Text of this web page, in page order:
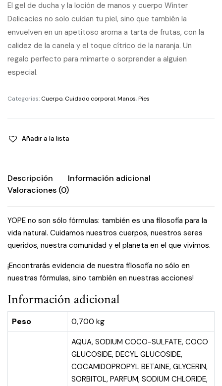
El gel de ducha y la loción de manos y cuerpo Winter
Delicacies no solo cuidan tu piel, sino que también la
envuelven en un apetitoso aroma a tarta de frutas, con la
calidez de la canela y el toque cítrico de la naranja. Un
regalo perfecto para mimarte o sorprender a alguien
especial.
Categorías: Cuerpo, Cuidado corporal,Manos,Pies
Añadir a la lista
Descripción
Información adicional
Valoraciones (0)
YOPE no son sólo fórmulas: también es una filosofía para la
vida natural. Cuidamos nuestros cuerpos, nuestros seres
queridos, nuestra comunidad y el planeta en el que vivimos.
¡Encontrarás evidencia de nuestra filosofía no sólo en
nuestras fórmulas, sino también en nuestras acciones!
Información adicional
Peso 0,700 kg
AQUA, SODIUM COCO-SULFATE, COCO
GLUCOSIDE, DECYL GLUCOSIDE,
COCAMIDOPROPYL BETAINE, GLYCERIN,
SORBITOL, PARFUM, SODIUM CHLORIDE,